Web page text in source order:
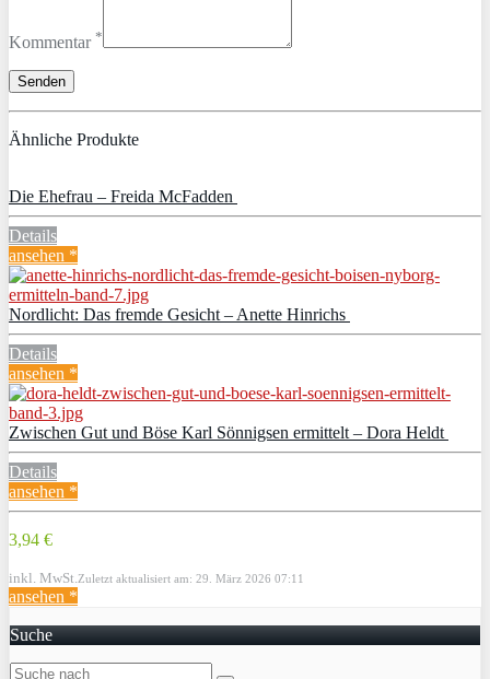
Kommentar *
Ähnliche Produkte
Die Ehefrau – Freida McFadden
Details
ansehen *
Nordlicht: Das fremde Gesicht – Anette Hinrichs
Details
ansehen *
Zwischen Gut und Böse Karl Sönnigsen ermittelt – Dora Heldt
Details
ansehen *
3,94 €
inkl. MwSt. Zuletzt aktualisiert am: 29. März 2026 07:11
ansehen *
Suche